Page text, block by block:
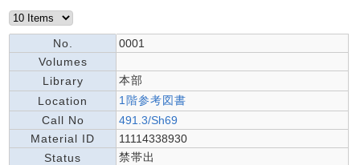
No.
0001
Volumes
Library
本部
Location
1階参考図書
Call No
491.3/Sh69
Material ID
11114338930
Status
禁帯出